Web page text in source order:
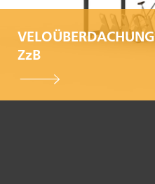
VELOÜBERDACHUNG
ZzB
100% Swiss Made
Individualisierbar